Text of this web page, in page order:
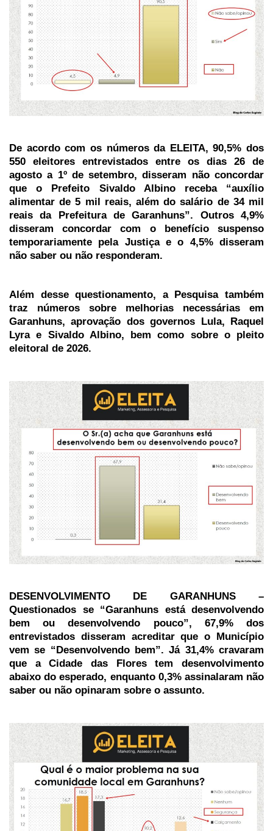
De acordo com os números da ELEITA, 90,5% dos
550 eleitores entrevistados entre os dias 26 de
agosto a 1º de setembro, disseram não concordar
que o Prefeito Sivaldo Albino receba “auxílio
alimentar de 5 mil reais, além do salário de 34 mil
reais da Prefeitura de Garanhuns”. Outros 4,9%
disseram concordar com o benefício suspenso
temporariamente pela Justiça e o 4,5% disseram
não saber ou não responderam.
Além desse questionamento, a Pesquisa também
traz números sobre melhorias necessárias em
Garanhuns, aprovação dos governos Lula, Raquel
Lyra e Sivaldo Albino, bem como sobre o pleito
eleitoral de 2026.
DESENVOLVIMENTO DE GARANHUNS –
Questionados se “Garanhuns está desenvolvendo
bem ou desenvolvendo pouco”, 67,9% dos
entrevistados disseram acreditar que o Município
vem se “Desenvolvendo bem”. Já 31,4% cravaram
que a Cidade das Flores tem desenvolvimento
abaixo do esperado, enquanto 0,3% assinalaram não
saber ou não opinaram sobre o assunto.